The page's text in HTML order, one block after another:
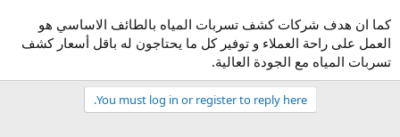
كما ان هدف شركات كشف تسربات المياه بالطائف الاساسي هو
العمل على راحة العملاء و توفير كل ما يحتاجون له باقل أسعار كشف
تسربات المياه مع الجودة العالية.
You must log in or register to reply here.